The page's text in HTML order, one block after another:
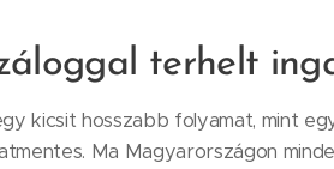
terhelt
kicsit hosszabb folyamat, mint
Ma Magyarországon